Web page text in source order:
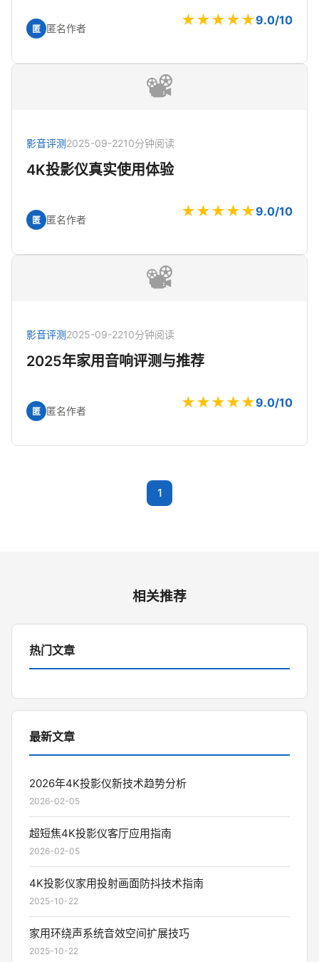
匿 匿名作者 ★★★★★9.0/10
📽️
影音评测2025-09-2210分钟阅读
4K投影仪真实使用体验
匿 匿名作者 ★★★★★9.0/10
📽️
影音评测2025-09-2210分钟阅读
2025年家用音响评测与推荐
匿 匿名作者 ★★★★★9.0/10
1
相关推荐
热门文章
最新文章
2026年4K投影仪新技术趋势分析
2026-02-05
超短焦4K投影仪客厅应用指南
2026-02-05
4K投影仪家用投射画面防抖技术指南
2025-10-22
家用环绕声系统音效空间扩展技巧
2025-10-22